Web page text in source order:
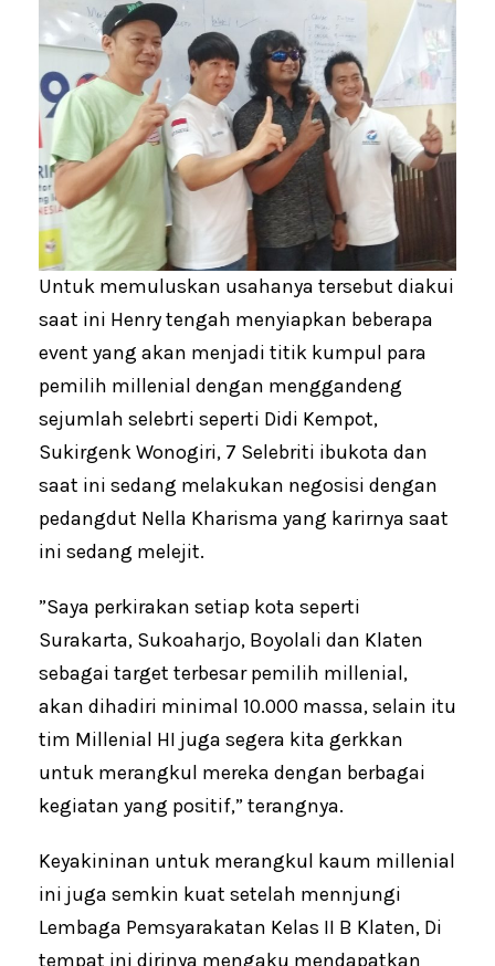
Untuk memuluskan usahanya tersebut diakui
saat ini Henry tengah menyiapkan beberapa
event yang akan menjadi titik kumpul para
pemilih millenial dengan menggandeng
sejumlah selebrti seperti Didi Kempot,
Sukirgenk Wonogiri, 7 Selebriti ibukota dan
saat ini sedang melakukan negosisi dengan
pedangdut Nella Kharisma yang karirnya saat
ini sedang melejit.
”Saya perkirakan setiap kota seperti
Surakarta, Sukoaharjo, Boyolali dan Klaten
sebagai target terbesar pemilih millenial,
akan dihadiri minimal 10.000 massa, selain itu
tim Millenial HI juga segera kita gerkkan
untuk merangkul mereka dengan berbagai
kegiatan yang positif,” terangnya.
Keyakininan untuk merangkul kaum millenial
ini juga semkin kuat setelah mennjungi
Lembaga Pemsyarakatan Kelas II B Klaten, Di
tempat ini dirinya mengaku mendapatkan